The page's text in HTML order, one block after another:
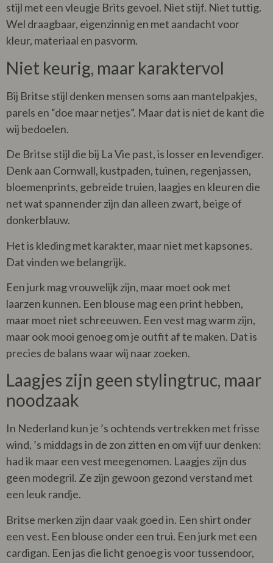
stijl met een vleugje Brits gevoel. Niet stijf. Niet tuttig.
Wel draagbaar, eigenzinnig en met aandacht voor
kleur, materiaal en pasvorm.
Niet keurig, maar karaktervol
Bij Britse stijl denken mensen soms aan mantelpakjes,
parels en “doe maar netjes”. Maar dat is niet de kant die
wij bedoelen.
De Britse stijl die bij La Vie past, is losser en levendiger.
Denk aan Cornwall, kustpaden, tuinen, regenjassen,
bloemenprints, gebreide truien, laagjes en kleuren die
net wat spannender zijn dan alleen zwart, beige of
donkerblauw.
Het is kleding met karakter, maar niet met kapsones.
Dat vinden we belangrijk.
Een jurk mag vrouwelijk zijn, maar moet ook met
laarzen kunnen. Een blouse mag een print hebben,
maar moet niet schreeuwen. Een vest mag warm zijn,
maar ook mooi genoeg om je outfit af te maken. Dat is
precies de balans waar wij naar zoeken.
Laagjes zijn geen stylingtruc, maar
noodzaak
In Nederland kun je ’s ochtends vertrekken met frisse
wind, ’s middags in de zon zitten en om vijf uur denken:
had ik maar een vest meegenomen. Laagjes zijn dus
geen modegril. Ze zijn gewoon gezond verstand met
een leuk randje.
Britse merken zijn daar vaak goed in. Een shirt onder
een vest. Een blouse onder een trui. Een jurk met een
cardigan. Een jas die licht genoeg is voor tussendoor,